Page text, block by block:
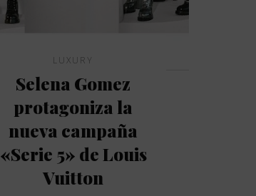
LUXURY
Selena Gomez
protagoniza la
nueva campaña
«Serie 5» de Louis
Vuitton